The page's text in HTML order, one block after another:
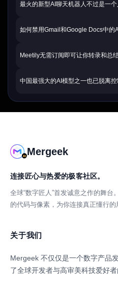
最火的新型AI聊天机器人不过是一
如何禁用Gmail和Google Docs中的
Meetily无需订阅即可让你转录和
中国最强大的AI模型之一也已脱离控
Mergeek
连接匠心与热爱的极客社区。
全球“数字匠人”首发诚意之作的舞台
的代码与像素，为你连接真正懂行的
关于我们
Mergeek 不仅仅是一个数字产品
了全球开发者与高审美科技爱好者